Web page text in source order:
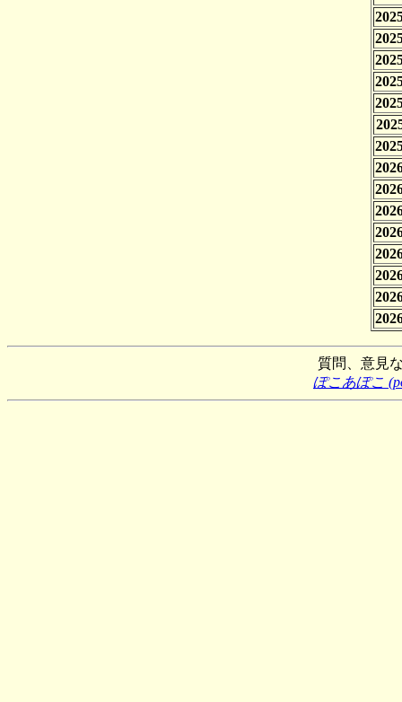
質問、意見
ぽこあぽこ